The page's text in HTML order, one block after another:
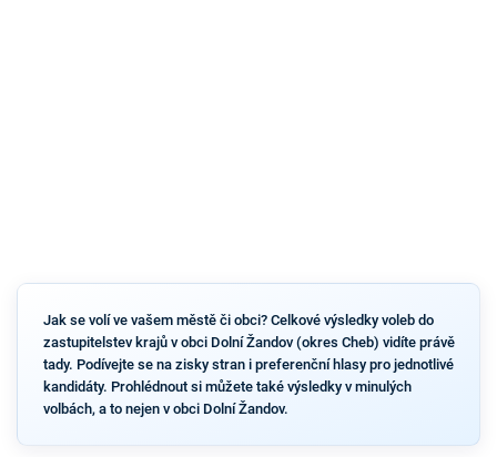
Jak se volí ve vašem městě či obci? Celkové výsledky voleb do
zastupitelstev krajů v obci Dolní Žandov (okres Cheb) vidíte právě
tady. Podívejte se na zisky stran i preferenční hlasy pro jednotlivé
kandidáty. Prohlédnout si můžete také výsledky v minulých
volbách, a to nejen v obci Dolní Žandov.